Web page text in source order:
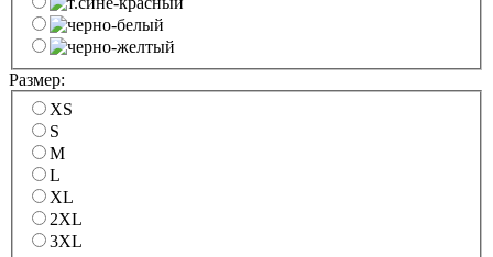
Размер:
XS
S
M
L
XL
2XL
3XL